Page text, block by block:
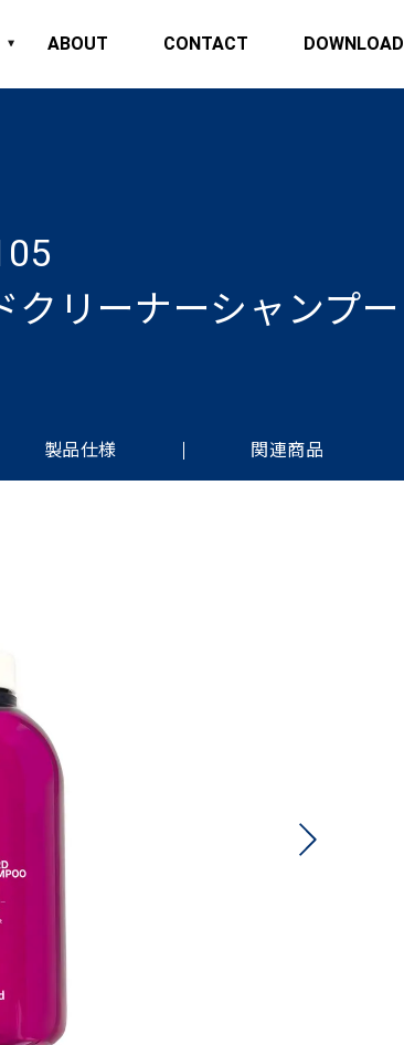
ABOUT CONTACT DOWNLOAD
クリーナーシャンプー
製品仕様 関連商品